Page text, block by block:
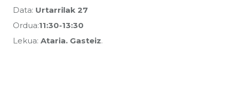
Data: Urtarrilak 27
Ordua:11:30-13:30
Lekua: Ataria. Gasteiz.